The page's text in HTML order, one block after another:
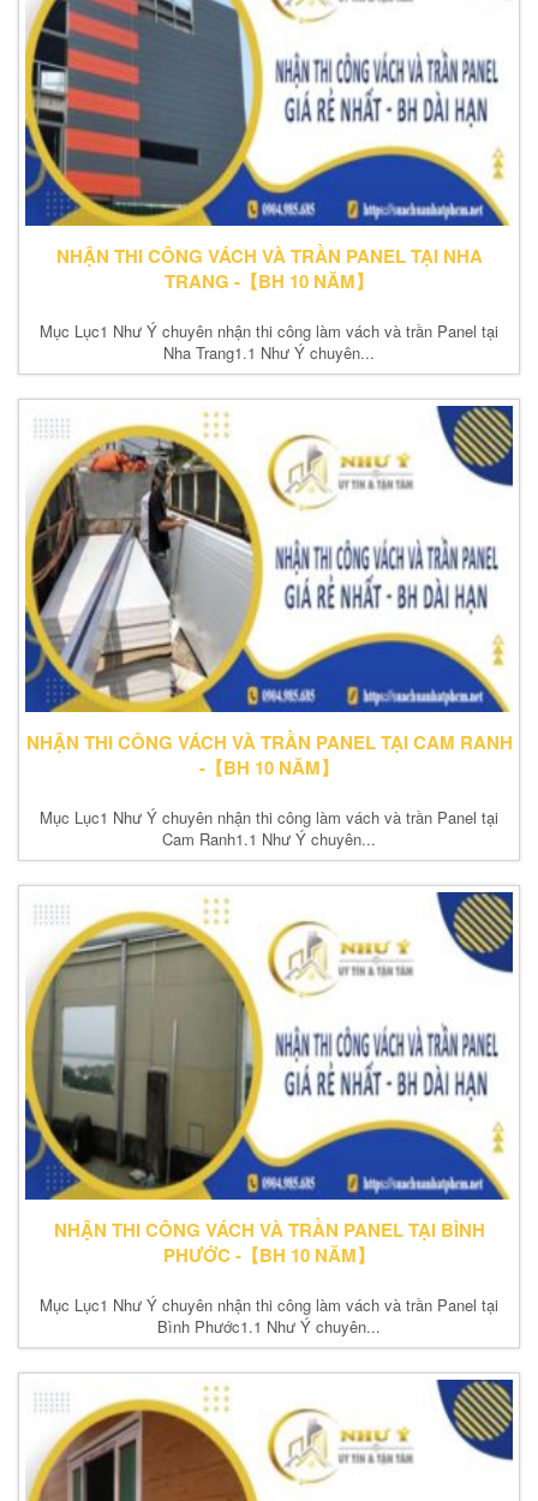
NHẬN THI CÔNG VÁCH VÀ TRẦN PANEL TẠI NHA
TRANG -【BH 10 NĂM】
Mục Lục1 Như Ý chuyên nhận thi công làm vách và trần Panel tại
Nha Trang1.1 Như Ý chuyên...
NHẬN THI CÔNG VÁCH VÀ TRẦN PANEL TẠI CAM RANH
-【BH 10 NĂM】
Mục Lục1 Như Ý chuyên nhận thi công làm vách và trần Panel tại
Cam Ranh1.1 Như Ý chuyên...
NHẬN THI CÔNG VÁCH VÀ TRẦN PANEL TẠI BÌNH
PHƯỚC -【BH 10 NĂM】
Mục Lục1 Như Ý chuyên nhận thi công làm vách và trần Panel tại
Bình Phước1.1 Như Ý chuyên...